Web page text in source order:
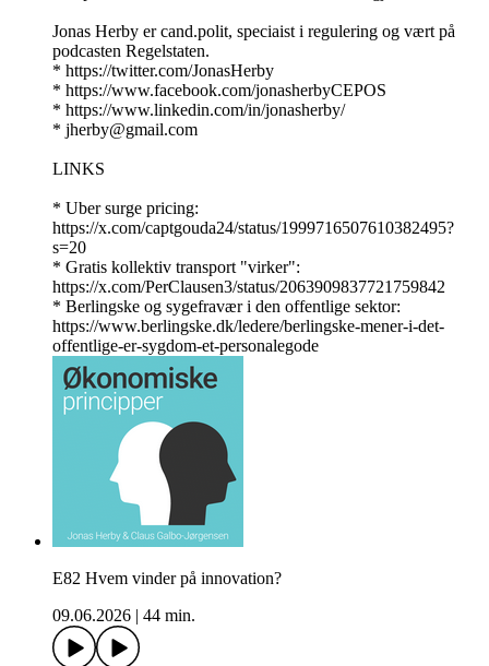
Jonas Herby er cand.polit, speciaist i regulering og vært på
podcasten Regelstaten.
* https://twitter.com/JonasHerby
* https://www.facebook.com/jonasherbyCEPOS
* https://www.linkedin.com/in/jonasherby/
* jherby@gmail.com
LINKS
* Uber surge pricing:
https://x.com/captgouda24/status/1999716507610382495?
s=20
* Gratis kollektiv transport "virker":
https://x.com/PerClausen3/status/2063909837721759842
* Berlingske og sygefravær i den offentlige sektor:
https://www.berlingske.dk/ledere/berlingske-mener-i-det-
offentlige-er-sygdom-et-personalegode
E82 Hvem vinder på innovation?
09.06.2026
44 min.